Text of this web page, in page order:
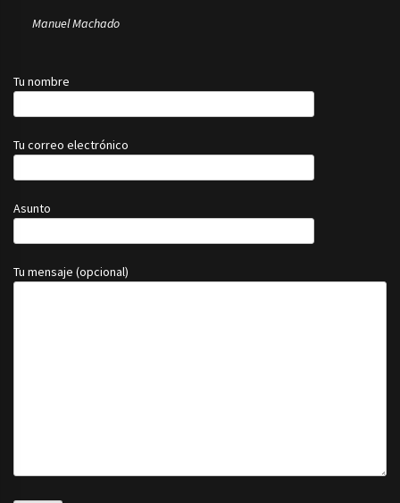
Manuel Machado
Tu nombre
Tu correo electrónico
Asunto
Tu mensaje (opcional)